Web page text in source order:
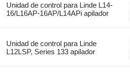
Unidad de control para Linde L14-
16/L16AP-16AP/L14APi apilador
Unidad de control para Linde
L12LSP, Series 133 apilador